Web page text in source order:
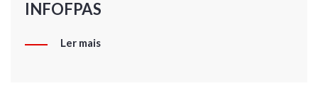
INFOFPAS
Ler mais